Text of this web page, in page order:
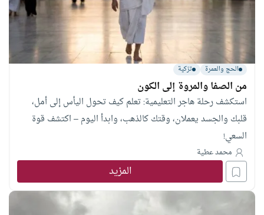
الحج والعمرة تزكية
من الصفا والمروة إلى الكون
استكشف رحلة هاجر التعليمية: تعلم كيف تحول اليأس إلى أمل،
قلبك والجسد يعملان، وقتك كالذهب، وابدأ اليوم – اكتشف قوة
السعي!
محمد عطية
المزيد